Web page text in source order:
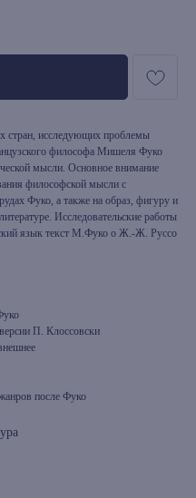
стран, исследующих проблемы
философа Мишеля Фуко
мысли. Основное внимание
философской мысли с
Фуко, а также на образ, фигуру и
Исследовательские работы
язык текст М.Фуко о Ж.-Ж. Руссо
П. Клоссовски
после Фуко